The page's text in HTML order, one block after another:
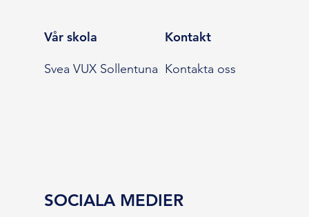
Vår skola
Svea VUX Sollentuna
Kontakt
Kontakta oss
SOCIALA MEDIER